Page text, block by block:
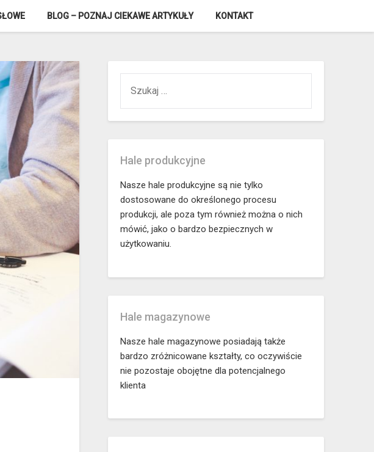
BLOG – POZNAJ CIEKAWE ARTYKUŁY KONTAKT
Hale produkcyjne
Nasze hale produkcyjne są nie tylko
dostosowane do określonego procesu
produkcji, ale poza tym również można o nich
mówić, jako o bardzo bezpiecznych w
użytkowaniu.
Hale magazynowe
Nasze hale magazynowe posiadają także
bardzo zróżnicowane kształty, co oczywiście
nie pozostaje obojętne dla potencjalnego
klienta